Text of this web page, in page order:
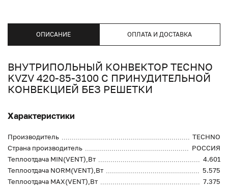
ОПИСАНИЕ ОПЛАТА И ДОСТАВКА
ВНУТРИПОЛЬНЫЙ КОНВЕКТОР TECHNO
KVZV 420-85-3100 С ПРИНУДИТЕЛЬНОЙ
КОНВЕКЦИЕЙ БЕЗ РЕШЕТКИ
Характеристики
Производитель
TECHNO
Страна производитель
РОССИЯ
Теплоотдача MIN(VENT),Вт
4.601
Теплоотдача NORM(VENT),Вт
5.575
Теплоотдача MAX(VENT),Вт
7.375